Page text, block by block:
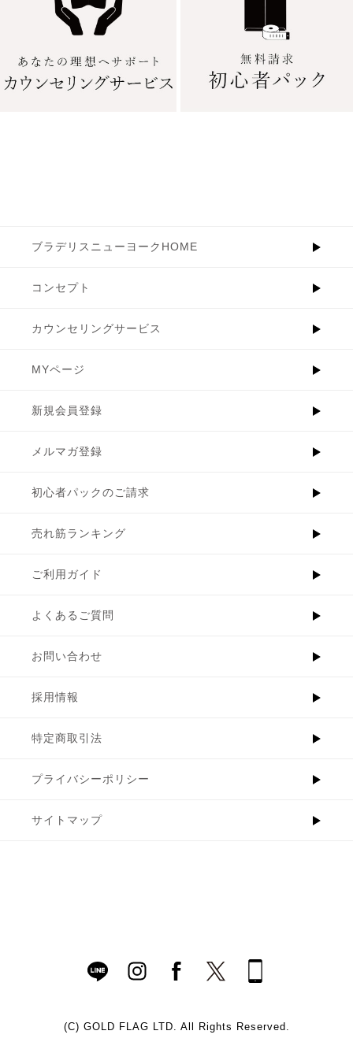
ブラデリスニューヨークHOME
コンセプト
カウンセリングサービス
MYページ
新規会員登録
メルマガ登録
初心者パックのご請求
売れ筋ランキング
ご利用ガイド
よくあるご質問
お問い合わせ
採用情報
特定商取引法
プライバシーポリシー
サイトマップ
(C) GOLD FLAG LTD. All Rights Reserved.